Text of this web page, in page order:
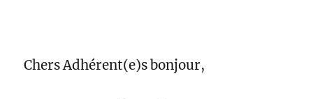
Chers Adhérent(e)s bonjour,